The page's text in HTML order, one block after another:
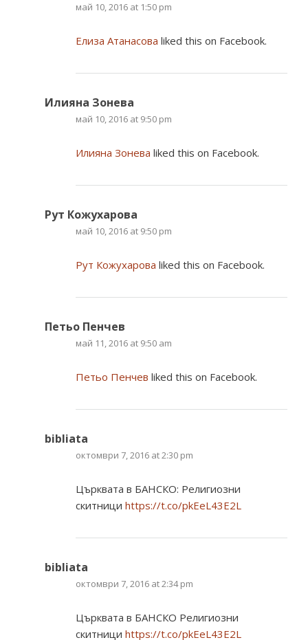
май 10, 2016 at 1:50 pm
Елиза Атанасова liked this on Facebook.
Илияна Зонева
май 10, 2016 at 9:50 pm
Илияна Зонева liked this on Facebook.
Рут Кожухарова
май 10, 2016 at 9:50 pm
Рут Кожухарова liked this on Facebook.
Петьо Пенчев
май 11, 2016 at 9:50 am
Петьо Пенчев liked this on Facebook.
bibliata
октомври 7, 2016 at 2:30 pm
Църквата в БАНСКО: Религиозни
скитници https://t.co/pkEeL43E2L
bibliata
октомври 7, 2016 at 2:34 pm
Църквата в БАНСКО Религиозни
скитници https://t.co/pkEeL43E2L